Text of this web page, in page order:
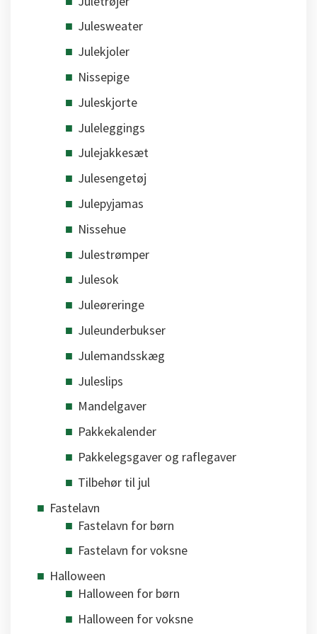
Julesweater
Julekjoler
Nissepige
Juleskjorte
Juleleggings
Julejakkesæt
Julesengetøj
Julepyjamas
Nissehue
Julestrømper
Julesok
Juleøreringe
Juleunderbukser
Julemandsskæg
Juleslips
Mandelgaver
Pakkekalender
Pakkelegsgaver og raflegaver
Tilbehør til jul
Fastelavn
Fastelavn for børn
Fastelavn for voksne
Halloween
Halloween for børn
Halloween for voksne